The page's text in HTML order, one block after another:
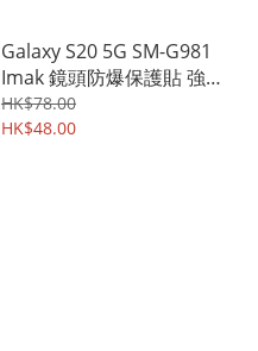
Galaxy S20 5G SM-G981
Imak 鏡頭防爆保護貼 強化
鋼化玻璃貼膜 雙片裝
0308A
HK$78.00
HK$48.00